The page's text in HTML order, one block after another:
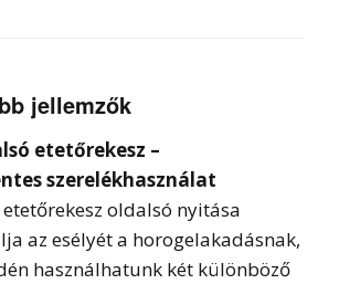
jellemzők
etetőrekesz –
szerelékhasználat
oldalsó nyitása
az esélyét a horogelakadásnak,
használhatunk két különböző